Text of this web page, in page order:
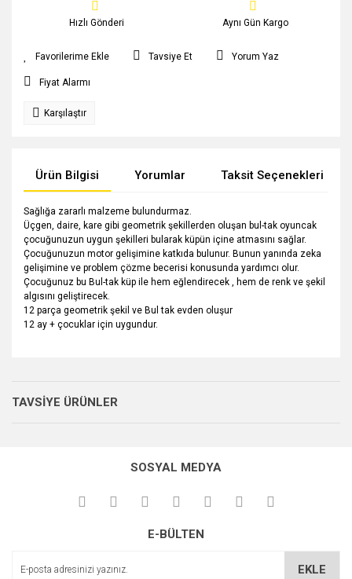
Hızlı Gönderi Aynı Gün Kargo
Tavsiye Et Yorum Yaz
Fiyat Alarmı
Karşılaştır
Ürün Bilgisi Yorumlar Taksit Seçenekleri
Sağlığa zararlı malzeme bulundurmaz.
Üçgen, daire, kare gibi geometrik şekillerden oluşan bul-tak oyuncak
çocuğunuzun uygun şekilleri bularak küpün içine atmasını sağlar.
Çocuğunuzun motor gelişimine katkıda bulunur. Bunun yanında zeka
gelişimine ve problem çözme becerisi konusunda yardımcı olur.
Çocuğunuz bu Bul-tak küp ile hem eğlendirecek , hem de renk ve şekil
algısını geliştirecek.
12 parça geometrik şekil ve Bul tak evden oluşur
12 ay + çocuklar için uygundur.
kullanarak tarafımıza iletebilirsiniz.
Görüş ve önerileriniz için teşekkür ederiz.
Ürün açıklamasında eksik bilgiler bulunuyor.
Bu ürüne benzer farklı alternatifler olmalı.
TAVSİYE ÜRÜNLER
SOSYAL MEDYA
E-BÜLTEN
EKLE